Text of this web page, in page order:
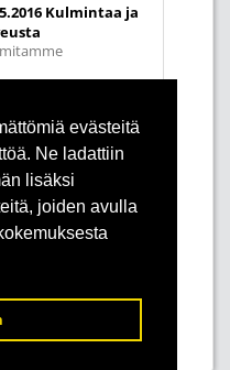
evästeitä
Ne ladattiin
lisäksi
joiden avulla
Kulmintaa ja